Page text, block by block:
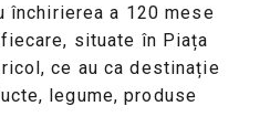
a 120 mese
situate în Piața
ce au ca destinație
legume, produse